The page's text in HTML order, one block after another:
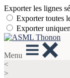
Exporter les lignes
Exporter toutes
Exporter
Menu
<
>